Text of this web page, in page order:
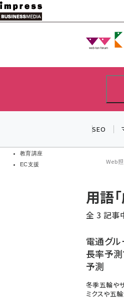
メ
イ
教育講座
EC支援
SEO
ン
く
ず
Web担
用語
全 3 記事
電通グル
長率予
予測
冬季五輪や
ミクスや五